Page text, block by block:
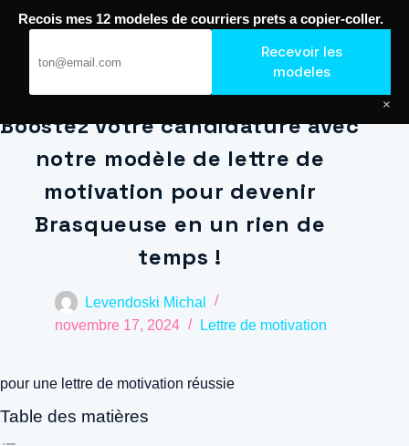
Journal de Geek — Décroche le Job
Boostez votre candidature avec
notre modèle de lettre de
motivation pour devenir
Brasqueuse en un rien de
temps !
Levendoski Michal
novembre 17, 2024
Lettre de motivation
pour une lettre de motivation réussie
Table des matières
Recois mes 12 modeles de courriers prets a copier-coller.
Recevoir les
modeles
×